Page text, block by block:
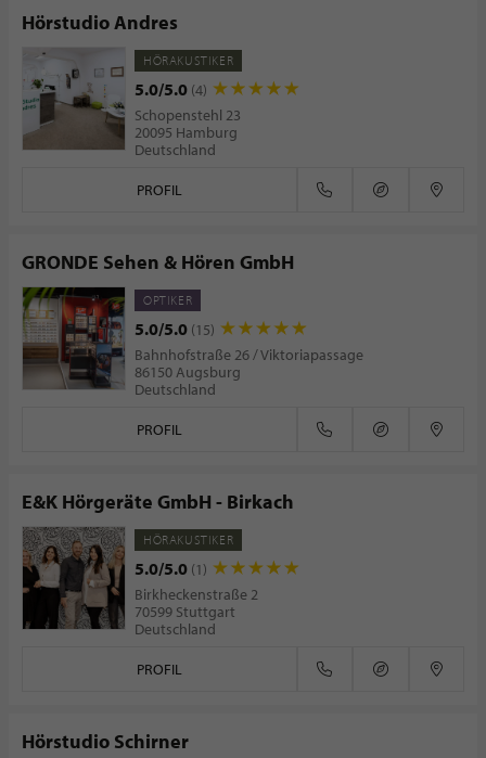
Hörstudio Andres
HÖRAKUSTIKER
5.0/5.0 (4)
Schopenstehl 23
20095 Hamburg
Deutschland
PROFIL
GRONDE Sehen & Hören GmbH
OPTIKER
5.0/5.0 (15)
Bahnhofstraße 26 / Viktoriapassage
86150 Augsburg
Deutschland
PROFIL
E&K Hörgeräte GmbH - Birkach
HÖRAKUSTIKER
5.0/5.0 (1)
Birkheckenstraße 2
70599 Stuttgart
Deutschland
PROFIL
Hörstudio Schirner